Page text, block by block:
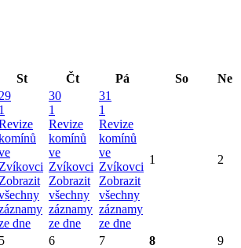
St Čt Pá So
Ne
29
1
Zvíkovci
Zobrazit
dne
30
1
Revize
komínů
ve
Zvíkovci
Zobrazit
všechny
záznamy
ze dne
31
1
Revize
komínů
ve
Zvíkovci
Zobrazit
všechny
záznamy
ze dne
1 2
5 6 7 8 9